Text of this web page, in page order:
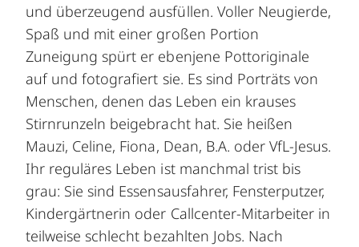
und überzeugend ausfüllen. Voller Neugierde,
Spaß und mit einer großen Portion
Zuneigung spürt er ebenjene Pottoriginale
auf und fotografiert sie. Es sind Porträts von
Menschen, denen das Leben ein krauses
Stirnrunzeln beigebracht hat. Sie heißen
Mauzi, Celine, Fiona, Dean, B.A. oder VfL-Jesus.
Ihr reguläres Leben ist manchmal trist bis
grau: Sie sind Essensausfahrer, Fensterputzer,
Kindergärtnerin oder Callcenter-Mitarbeiter in
teilweise schlecht bezahlten Jobs. Nach